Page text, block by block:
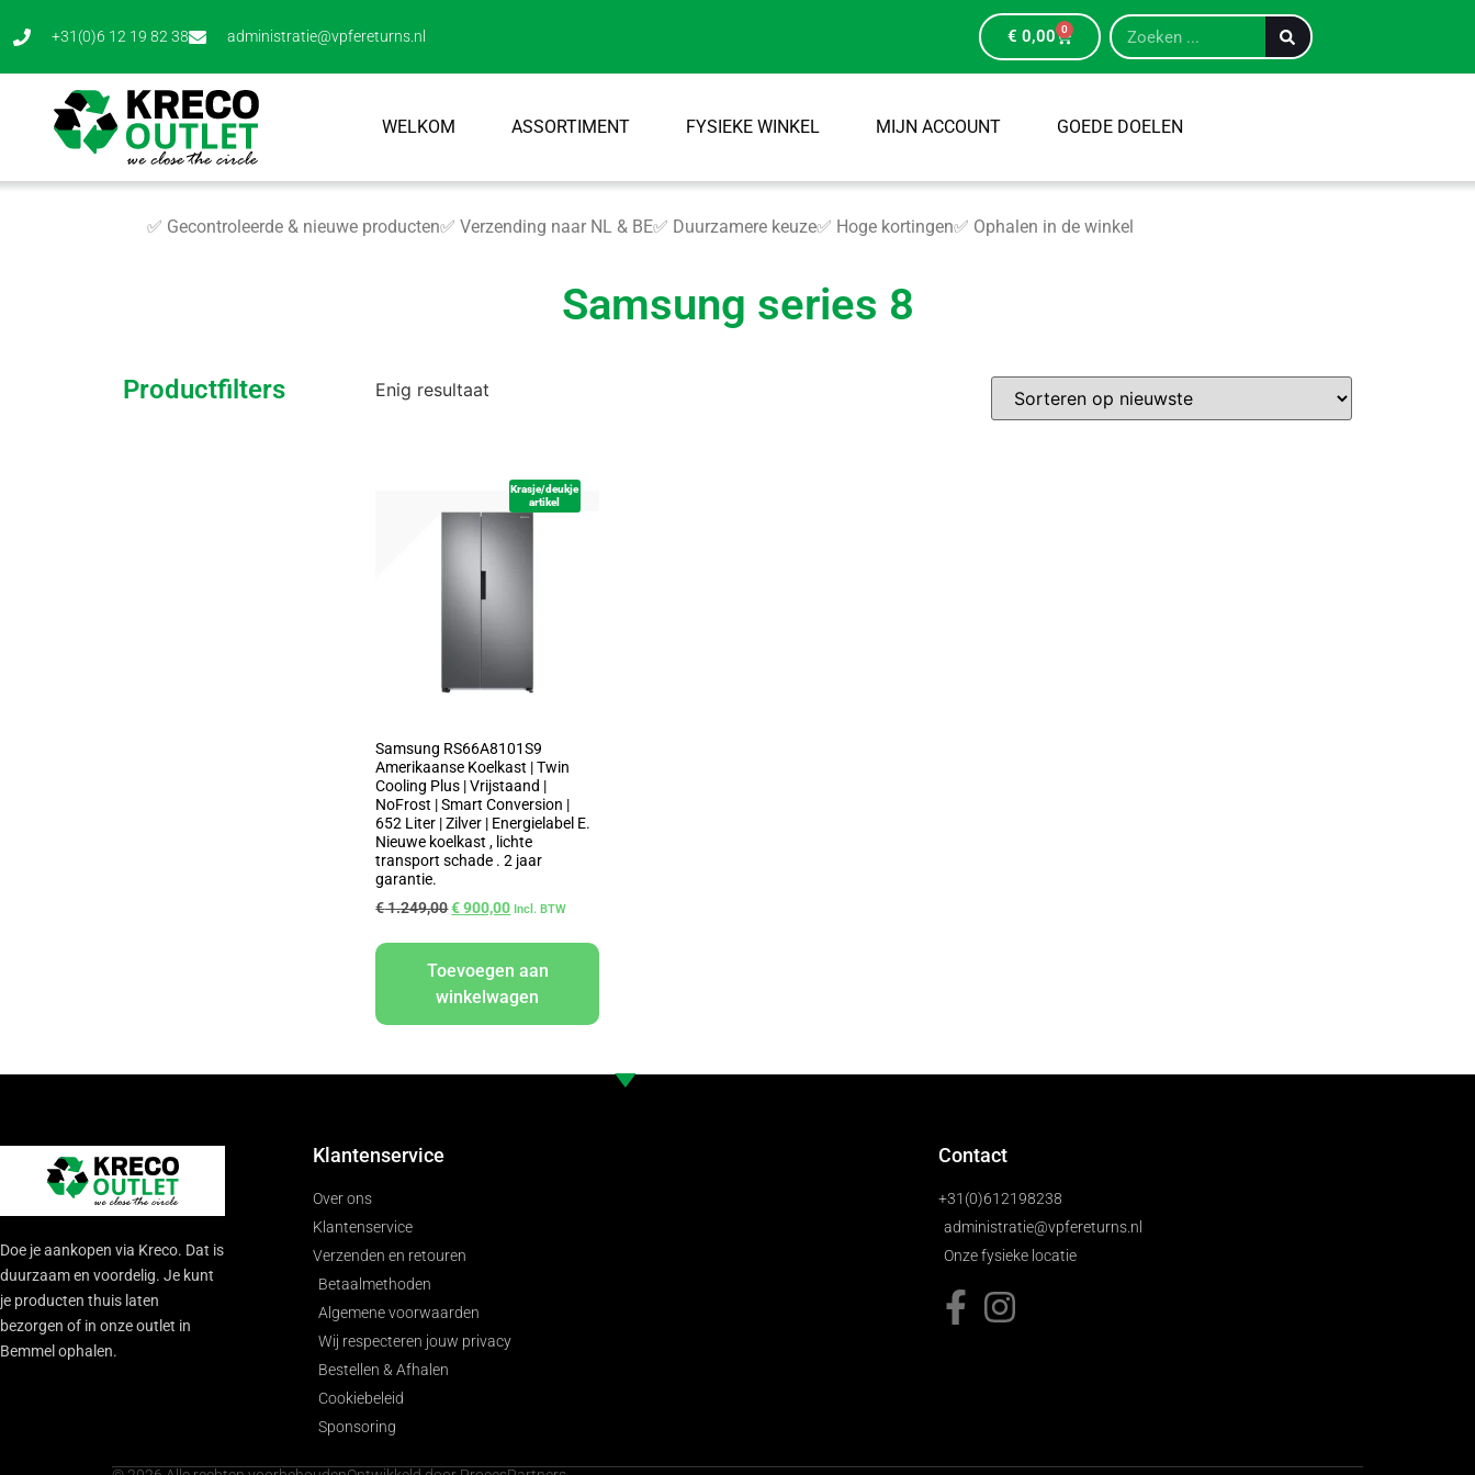
+31(0)6 12 19 82 38 administratie@vpfereturns.nl € 0,00 0
WELKOM ASSORTIMENT FYSIEKE WINKEL MIJN ACCOUNT GOEDE DOELEN
✅ Gecontroleerde & nieuwe producten✅ Verzending naar NL & BE✅ Duurzamere keuze✅ Hoge kortingen✅ Ophalen in de winkel
Samsung series 8
Productfilters Enig resultaat
Krasje/deukje
artikel
Samsung RS66A8101S9
Amerikaanse Koelkast | Twin
Cooling Plus | Vrijstaand |
NoFrost | Smart Conversion |
652 Liter | Zilver | Energielabel E.
Nieuwe koelkast , lichte
transport schade . 2 jaar
garantie.
€1.249,00€900,00 Incl. BTW
Toevoegen aan
winkelwagen
Doe je aankopen via Kreco. Dat is
duurzaam en voordelig. Je kunt
je producten thuis laten
bezorgen of in onze outlet in
Bemmel ophalen.
Klantenservice
Over ons
Klantenservice
Verzenden en retouren
Betaalmethoden
Algemene voorwaarden
Wij respecteren jouw privacy
Bestellen & Afhalen
Cookiebeleid
Sponsoring
Contact
+31(0)612198238
administratie@vpfereturns.nl
Onze fysieke locatie